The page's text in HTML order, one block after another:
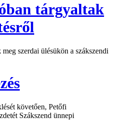
tárgyaltak
szerdai ülésükön a szákszendi
követően, Petőfi
Szákszend ünnepi